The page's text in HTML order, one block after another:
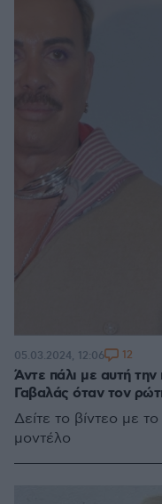
Άντε πάλι με αυτή
Γαβαλάς όταν τον
Δείτε το βίντεο με
μοντέλο
05.03.2024, 12:06 12